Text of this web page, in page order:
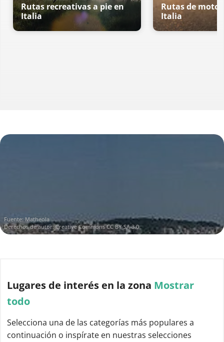
Rutas recreativas a pie en
Italia
Rutas de
Italia
Fuente: Matheola
Derechos de autor:Creative Commons CC BY-SA 3.0
Lugares de interés en la zona Mostrar
todo
Selecciona una de las categorías más populares a
continuación o inspírate en nuestras selecciones